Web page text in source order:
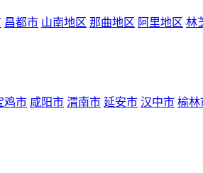
昌都市 山南地区 那曲地区 阿里地区 林
鸡市 咸阳市 渭南市 延安市 汉中市 榆林